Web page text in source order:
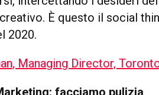
È questo il social
2020.
Managing Director,
facciamo pulizia